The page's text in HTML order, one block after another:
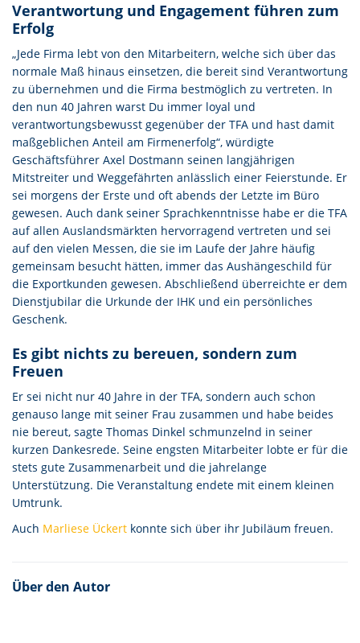
Verantwortung und Engagement führen zum
Erfolg
„Jede Firma lebt von den Mitarbeitern, welche sich über das
normale Maß hinaus einsetzen, die bereit sind Verantwortung
zu übernehmen und die Firma bestmöglich zu vertreten. In
den nun 40 Jahren warst Du immer loyal und
verantwortungsbewusst gegenüber der TFA und hast damit
maßgeblichen Anteil am Firmenerfolg“, würdigte
Geschäftsführer Axel Dostmann seinen langjährigen
Mitstreiter und Weggefährten anlässlich einer Feierstunde. Er
sei morgens der Erste und oft abends der Letzte im Büro
gewesen. Auch dank seiner Sprachkenntnisse habe er die TFA
auf allen Auslandsmärkten hervorragend vertreten und sei
auf den vielen Messen, die sie im Laufe der Jahre häufig
gemeinsam besucht hätten, immer das Aushängeschild für
die Exportkunden gewesen. Abschließend überreichte er dem
Dienstjubilar die Urkunde der IHK und ein persönliches
Geschenk.
Es gibt nichts zu bereuen, sondern zum
Freuen
Er sei nicht nur 40 Jahre in der TFA, sondern auch schon
genauso lange mit seiner Frau zusammen und habe beides
nie bereut, sagte Thomas Dinkel schmunzelnd in seiner
kurzen Dankesrede. Seine engsten Mitarbeiter lobte er für die
stets gute Zusammenarbeit und die jahrelange
Unterstützung. Die Veranstaltung endete mit einem kleinen
Umtrunk.
Auch Marliese Ückert konnte sich über ihr Jubiläum freuen.
Über den Autor